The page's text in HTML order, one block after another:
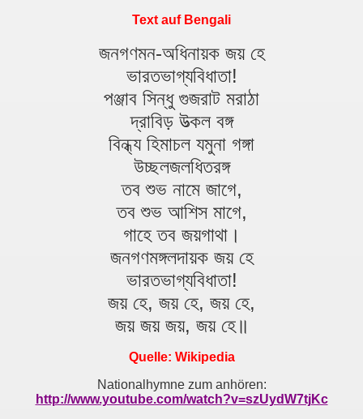
Text auf Bengali
জনগণমন-অধিনায়ক জয় হে
ভারতভাগ্যবিধাতা!
পঞ্জাব সিন্ধু গুজরাট মরাঠা
দ্রাবিড় উত্‍‌কল বঙ্গ
বিন্ধ্য হিমাচল যমুনা গঙ্গা
উচ্ছলজলধিতরঙ্গ
তব শুভ নামে জাগে,
তব শুভ আশিস মাগে,
গাহে তব জয়গাথা।
জনগণমঙ্গলদায়ক জয় হে
ভারতভাগ্যবিধাতা!
জয় হে, জয় হে, জয় হে,
জয় জয় জয়, জয় হে॥
Quelle: Wikipedia
Nationalhymne zum anhören:
http://www.youtube.com/watch?v=szUydW7tjKc